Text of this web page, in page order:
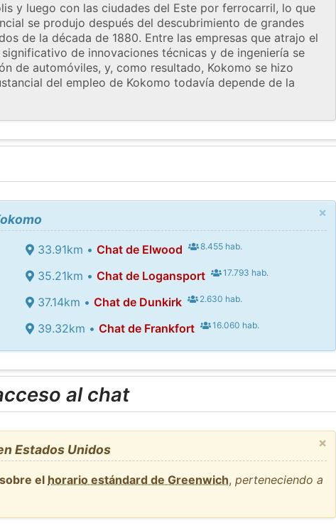
y luego con las ciudades del Este por ferrocarril, lo que
se produjo después del descubrimiento de grandes
de la década de 1880. Entre las empresas que atrajo el
de innovaciones técnicas y de ingeniería se
de automóviles, y, como resultado, Kokomo se hizo
del empleo de Kokomo todavía depende de la
×
33.91km •Chat de Elwood 8.455 hab.
35.21km •Chat de Logansport 17.793 hab.
37.14km •Chat de Dunkirk 2.630 hab.
39.32km •Chat de Frankfort 16.060 hab.
al chat
×
Estados Unidos
el horario estándard de Greenwich,perteneciendo a